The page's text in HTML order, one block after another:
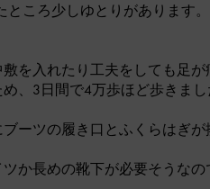
ころ少しゆとりがあります
を入れたり工夫をしても足が
、3日間で4万歩ほど歩きまし
ーツの履き口とふくらはぎ
か長めの靴下が必要そうなの